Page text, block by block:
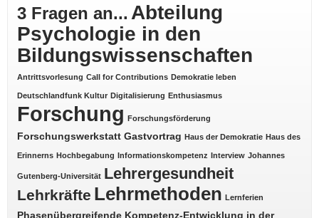
3 Fragen an... Abteilung
Psychologie in den
Bildungswissenschaften
Antrittsvorlesung Call for Contributions Demokratie leben
Deutschlandfunk Kultur Digitalisierung Enthusiasmus
Forschung Forschungsförderung
Forschungswerkstatt Gastvortrag Haus der Demokratie Haus des
Erinnerns Hochbegabung Informationskompetenz Interview Johannes
Gutenberg-Universität Lehrergesundheit
Lehrkräfte Lehrmethoden Lernferien
Phasenübergreifende Kompetenz-Entwicklung in der